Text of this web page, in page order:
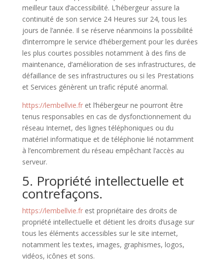
meilleur taux d’accessibilité. L’hébergeur assure la
continuité de son service 24 Heures sur 24, tous les
jours de l’année. Il se réserve néanmoins la possibilité
d’interrompre le service d’hébergement pour les durées
les plus courtes possibles notamment à des fins de
maintenance, d’amélioration de ses infrastructures, de
défaillance de ses infrastructures ou si les Prestations
et Services génèrent un trafic réputé anormal.
https://lembellvie.fret l’hébergeur ne pourront être
tenus responsables en cas de dysfonctionnement du
réseau Internet, des lignes téléphoniques ou du
matériel informatique et de téléphonie lié notamment
à l’encombrement du réseau empêchant l’accès au
serveur.
5. Propriété intellectuelle et
contrefaçons.
https://lembellvie.frest propriétaire des droits de
propriété intellectuelle et détient les droits d’usage sur
tous les éléments accessibles sur le site internet,
notamment les textes, images, graphismes, logos,
vidéos, icônes et sons.